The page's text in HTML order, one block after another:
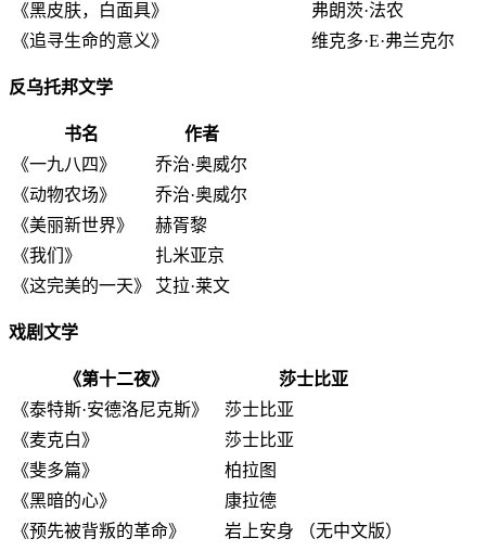
《黑皮肤，白面具》
弗朗茨·法农
《追寻生命的意义》
维克多·E·弗兰克尔
反乌托邦文学
书名
作者
《一九八四》
乔治·奥威尔
《动物农场》
乔治·奥威尔
《美丽新世界》
赫胥黎
《我们》
扎米亚京
《这完美的一天》
艾拉·莱文
戏剧文学
《第十二夜》
莎士比亚
《泰特斯·安德洛尼克斯》
莎士比亚
《麦克白》
莎士比亚
《斐多篇》
柏拉图
《黑暗的心》
康拉德
《预先被背叛的革命》
岩上安身 （无中文版）